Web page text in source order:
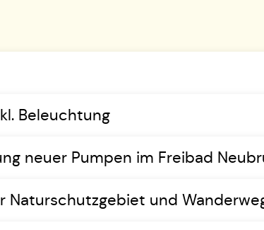
Beleuchtung
neuer Pumpen im Freibad
Naturschutzgebiet und